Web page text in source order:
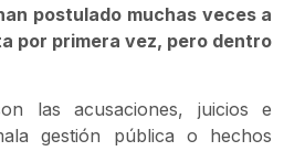
postulado muchas veces a
por primera vez, pero dentro
las acusaciones, juicios e
gestión pública o hechos